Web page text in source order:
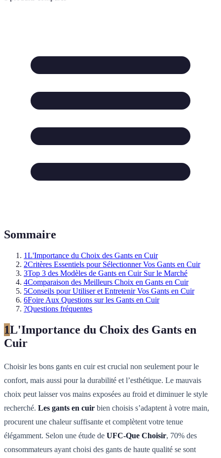
Sommaire
1L'Importance du Choix des Gants en Cuir
2Critères Essentiels pour Sélectionner Vos Gants en Cuir
3Top 3 des Modèles de Gants en Cuir Sur le Marché
4Comparaison des Meilleurs Choix en Gants en Cuir
5Conseils pour Utiliser et Entretenir Vos Gants en Cuir
6Foire Aux Questions sur les Gants en Cuir
?Questions fréquentes
1L'Importance du Choix des Gants en
Cuir
Choisir les bons gants en cuir est crucial non seulement pour le
confort, mais aussi pour la durabilité et l’esthétique. Le mauvais
choix peut laisser vos mains exposées au froid et diminuer le style
recherché. Les gants en cuir bien choisis s’adaptent à votre main,
procurent une chaleur suffisante et complètent votre tenue
élégamment. Selon une étude de UFC-Que Choisir, 70% des
consommateurs ayant choisi des gants de haute qualité se sont